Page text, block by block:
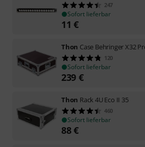
247
Sofort lieferbar
11 €
Thon Case Behringer X32
120
Sofort lieferbar
239 €
Thon Rack 4U Eco II 35
460
Sofort lieferbar
88€